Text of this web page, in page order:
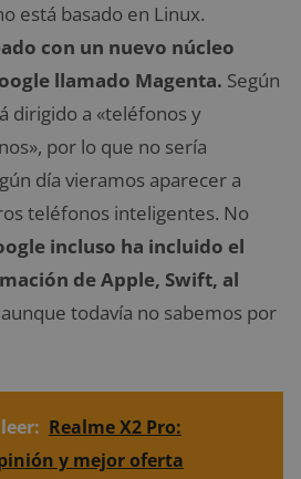
está basado en Linux.
con un nuevo núcleo
llamado Magenta. Según
dirigido a «teléfonos y
por lo que no sería
día vieramos aparecer a
teléfonos inteligentes. No
incluso ha incluido el
de Apple, Swift, al
aunque todavía no sabemos por
Realme X2 Pro:
y mejor oferta